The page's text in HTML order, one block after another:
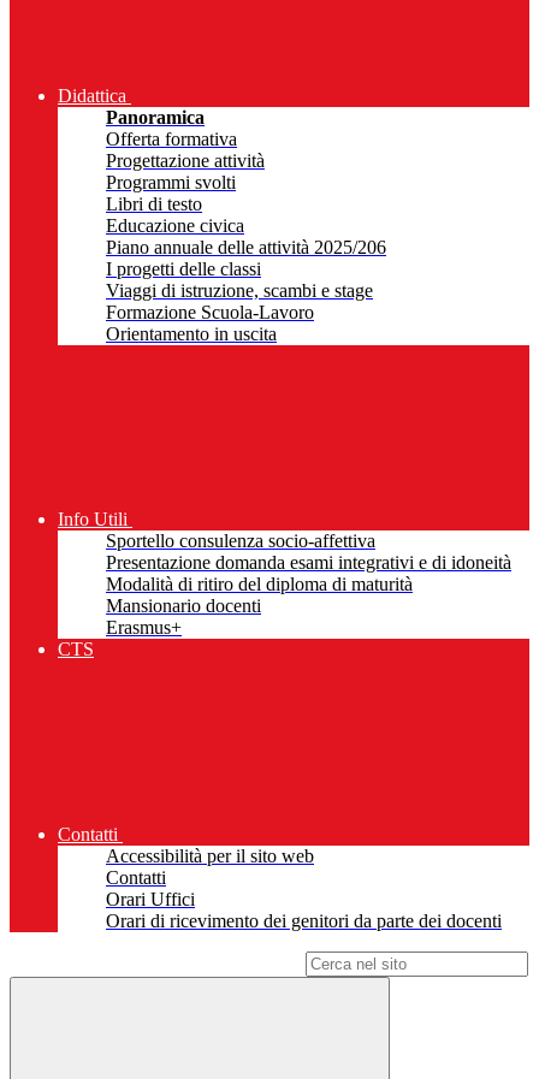
Didattica
Panoramica
Offerta formativa
Progettazione attività
Programmi svolti
Libri di testo
Educazione civica
Piano annuale delle attività 2025/206
I progetti delle classi
Viaggi di istruzione, scambi e stage
Formazione Scuola-Lavoro
Orientamento in uscita
Info Utili
Sportello consulenza socio-affettiva
Presentazione domanda esami integrativi e di idoneità
Modalità di ritiro del diploma di maturità
Mansionario docenti
Erasmus+
CTS
Contatti
Accessibilità per il sito web
Contatti
Orari Uffici
Orari di ricevimento dei genitori da parte dei docenti